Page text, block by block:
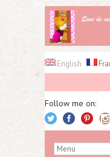
English
Follow me on: